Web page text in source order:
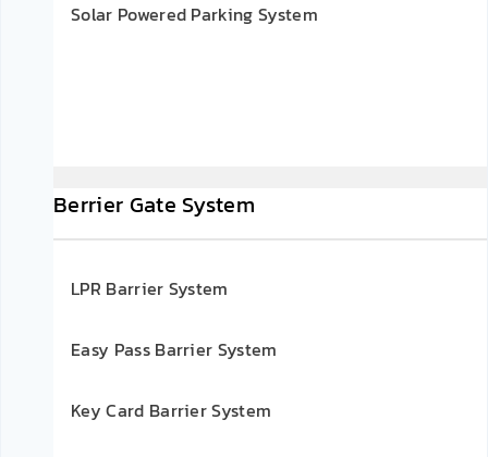
Solar Powered Parking System
Berrier Gate System
LPR Barrier System
Easy Pass Barrier System
Key Card Barrier System